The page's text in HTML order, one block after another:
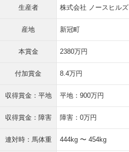
生産者 株式会社 ノースヒルズ
産地 新冠町
本賞金 2380万円
付加賞金 8.4万円
収得賞金：平地 平地：900万円
収得賞金：障害 障害：0万円
連対時：馬体重 444kg 〜 454kg